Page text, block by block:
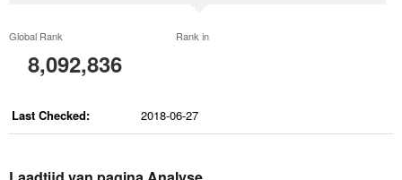
Global Rank
8,092,836
Rank in
Last Checked: 2018-06-27